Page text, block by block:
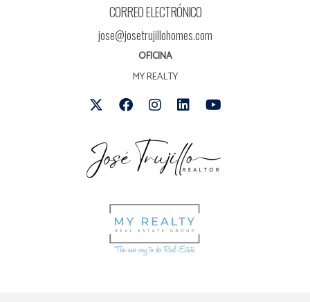
CORREO ELECTRÓNICO
jose@josetrujillohomes.com
OFICINA
MY REALTY